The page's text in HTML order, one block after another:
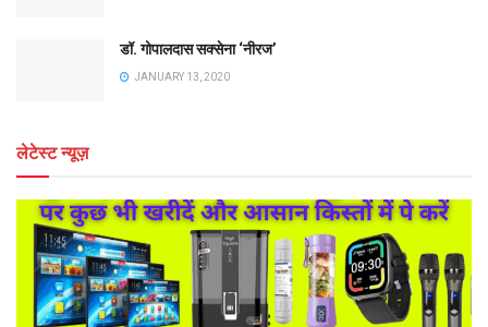
डॉ. गोपालदास सक्सेना ‘नीरज’
JANUARY 13, 2020
लेटेस्ट न्यूज़